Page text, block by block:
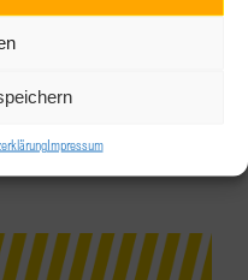
Impressum